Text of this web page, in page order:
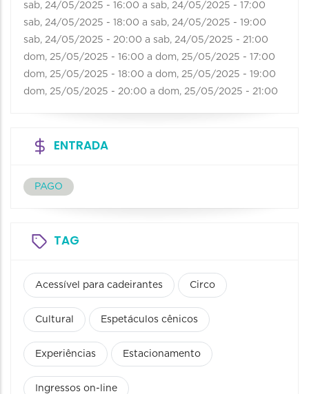
sab, 24/05/2025 - 16:00 a sab, 24/05/2025 - 17:00
sab, 24/05/2025 - 18:00 a sab, 24/05/2025 - 19:00
sab, 24/05/2025 - 20:00 a sab, 24/05/2025 - 21:00
dom, 25/05/2025 - 16:00 a dom, 25/05/2025 - 17:00
dom, 25/05/2025 - 18:00 a dom, 25/05/2025 - 19:00
dom, 25/05/2025 - 20:00 a dom, 25/05/2025 - 21:00
ENTRADA
PAGO
TAG
Acessível para cadeirantes Circo
Cultural Espetáculos cênicos
Experiências Estacionamento
Ingressos on-line